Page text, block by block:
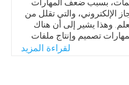
بسبب ضعف المهارات
الإلكتروني، والتي تقلل من
وهذا يشير إلى أن هناك
تصميم وإنتاج ملفات
إلى ضرورة استخدام
بما يدعم تنمية مهارات
لقراءة المزيد